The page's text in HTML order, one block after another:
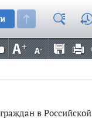
в Российской